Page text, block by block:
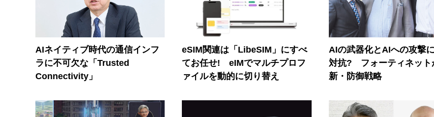
AIネイティブ時代の通信インフ
ラに不可欠な「Trusted
Connectivity」
eSIM関連は「LibeSIM」にすべ
てお任せ! eIMでマルチプロフ
ァイルを動的に切り替え
AIの武器化とAIへの攻撃
対抗? フォーティネット
新・防御戦略